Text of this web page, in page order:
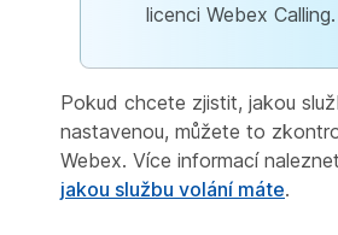
licenci Webex Calling.
Pokud chcete zjistit, jakou
nastavenou, můžete to
Webex. Více informací
jakou službu volání máte.